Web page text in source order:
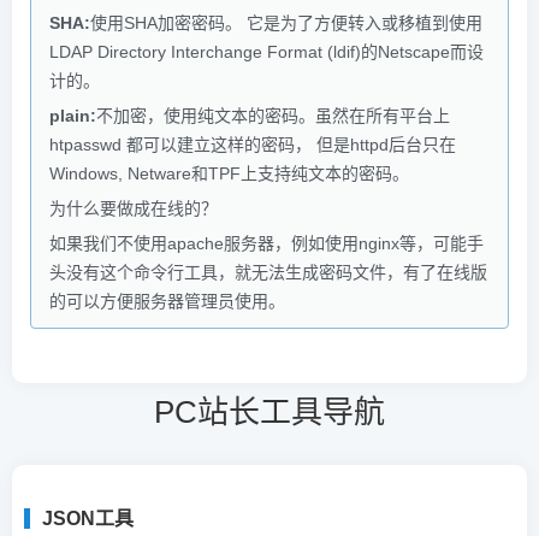
SHA:使用SHA加密密码。 它是为了方便转入或移植到使用
LDAP Directory Interchange Format (ldif)的Netscape而设
计的。
plain:不加密，使用纯文本的密码。虽然在所有平台上
htpasswd 都可以建立这样的密码， 但是httpd后台只在
Windows, Netware和TPF上支持纯文本的密码。
为什么要做成在线的？
如果我们不使用apache服务器，例如使用nginx等，可能手
头没有这个命令行工具，就无法生成密码文件，有了在线版
的可以方便服务器管理员使用。
PC站长工具导航
JSON工具